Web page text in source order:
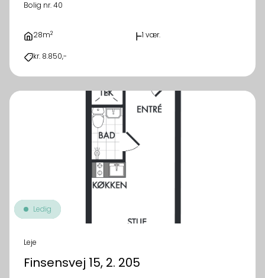
Bolig nr. 40
28m2 1 vær.
kr. 8.850,-
Ledig
Leje
Finsensvej 15, 2. 205